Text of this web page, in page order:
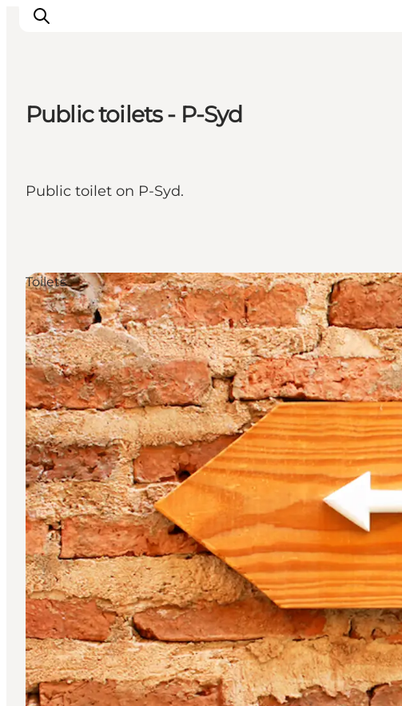
Quoi faire
Public toilets - P-Syd
Public toilet on P-Syd.
Toilets